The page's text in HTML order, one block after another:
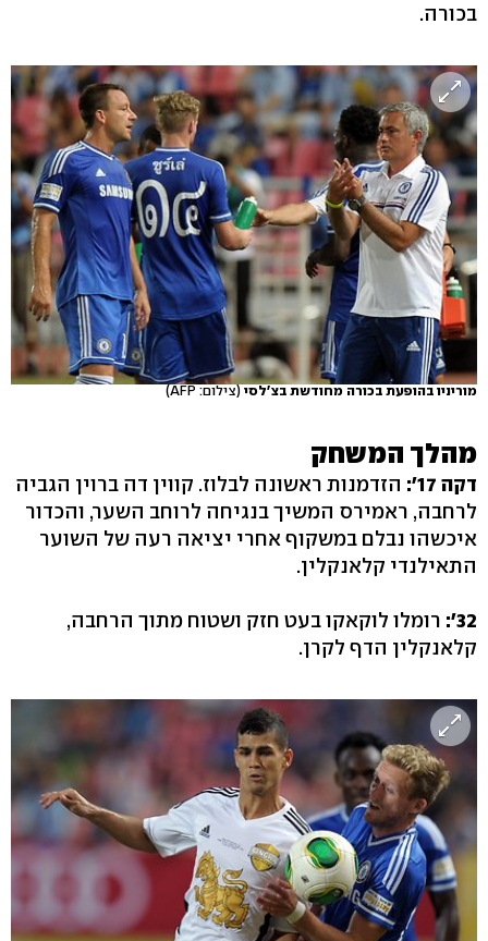
בכורה.
מוריניו בהופעת בכורה מחודשת בצ'לסי(צילום: AFP)
מהלך המשחק
דקה 17':
הזדמנות ראשונה לבלוז. קווין דה ברוין הגביה
לרחבה, ראמירס המשיך בנגיחה לרוחב השער, והכדור
איכשהו נבלם במשקוף אחרי יציאה רעה של השוער
התאילנדי קלאנקלין.
32':
רומלו לוקאקו בעט חזק ושטוח מתוך הרחבה,
קלאנקלין הדף לקרן.